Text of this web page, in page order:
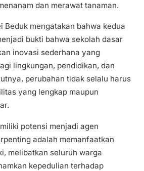
dan merawat tanaman.
Beduk mengatakan bahwa kedua
bukti bahwa sekolah dasar
inovasi sederhana yang
lingkungan, pendidikan, dan
perubahan tidak selalu harus
yang lengkap maupun
potensi menjadi agen
adalah memanfaatkan
melibatkan seluruh warga
kepedulian terhadap